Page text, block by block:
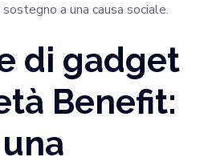
a una causa sociale.
di gadget
Benefit: